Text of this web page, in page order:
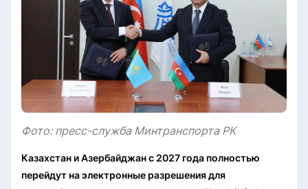
Фото: пресс-служба Минтранспорта РК
Казахстан и Азербайджан с 2027 года полностью
перейдут на электронные разрешения для